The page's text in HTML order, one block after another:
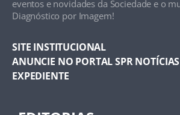
eventos e novidades da Sociedade e o
Diagnóstico por Imagem!
SITE INSTITUCIONAL
ANUNCIE NO PORTAL SPR NOTÍCIAS
EXPEDIENTE